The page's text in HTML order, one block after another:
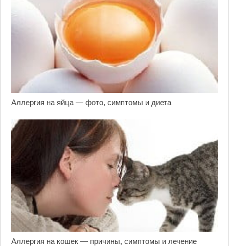
Аллергия на яйца — фото, симптомы и диета
Аллергия на кошек — причины, симптомы и лечение